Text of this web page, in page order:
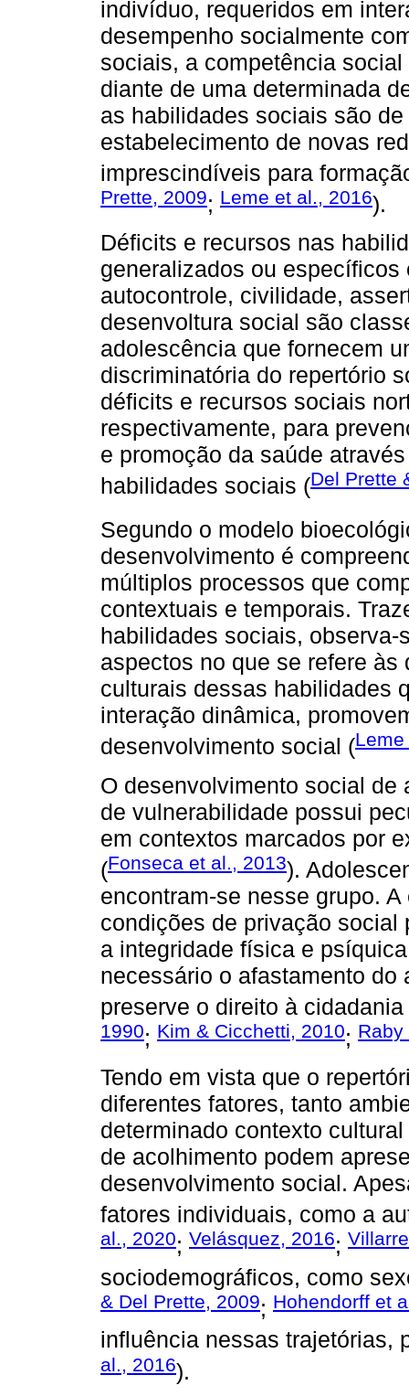
indivíduo, requeridos em
desempenho socialmente
sociais, a competência
diante de uma determinada
as habilidades sociais são
estabelecimento de novas
imprescindíveis para
Prette, 2009; Leme et al., 2016).
Déficits e recursos nas
generalizados ou
autocontrole, civilidade,
desenvoltura social são
adolescência que fornecem
discriminatória do repertório
déficits e recursos sociais
respectivamente, para
e promoção da saúde
habilidades sociais (Del Prette
Segundo o modelo
desenvolvimento é
múltiplos processos que
contextuais e temporais.
habilidades sociais,
aspectos no que se refere
culturais dessas habilidades
interação dinâmica,
desenvolvimento social (
O desenvolvimento social
de vulnerabilidade possui
em contextos marcados por
(Fonseca et al., 2013).
encontram-se nesse grupo.
condições de privação
a integridade física e
necessário o afastamento do
preserve o direito à
1990; Kim & Cicchetti, 2010; Raby
Tendo em vista que o
diferentes fatores, tanto
determinado contexto
de acolhimento podem
desenvolvimento social.
fatores individuais, como a
al., 2020; Velásquez, 2016;
sociodemográficos, como
& Del Prette, 2009; Hohendorff et
influência nessas trajetórias,
al., 2016).